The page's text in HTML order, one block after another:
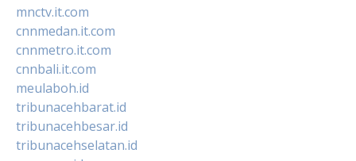
mnctv.it.com
cnnmedan.it.com
cnnmetro.it.com
cnnbali.it.com
meulaboh.id
tribunacehbarat.id
tribunacehbesar.id
tribunacehselatan.id